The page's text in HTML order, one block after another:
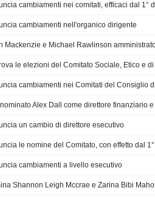
cambiamenti nell'organico dirigente
un cambio di direttore esecutivo
cambiamenti a livello esecutivo